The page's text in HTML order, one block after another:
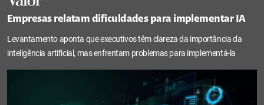
Empresas relatam dificuldades para implementar IA
Levantamento aponta que executivos têm clareza da importância da
inteligência artificial, mas enfrentam problemas para implementá-la